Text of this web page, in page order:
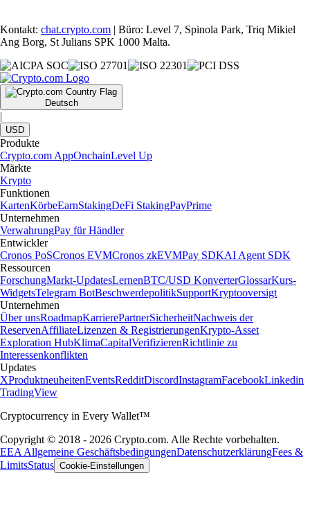
Kontakt: chat.crypto.com | Büro: Level 7, Spinola Park, Triq Mikiel
Ang Borg, St Julians SPK 1000 Malta.
Deutsch
|
USD
Produkte
Crypto.com AppOnchainLevel Up
Märkte
Krypto
Funktionen
KartenKörbeEarnStakingDeFi StakingPayPrime
Unternehmen
VerwahrungPay für Händler
Entwickler
Cronos PoSCronos EVMCronos zkEVMPay SDKAI Agent SDK
Ressourcen
ForschungMarkt-UpdatesLernenBTC/USD KonverterGlossarKurs-
WidgetsTelegram BotBeschwerdepolitikSupportKryptooversigt
Unternehmen
Über unsRoadmapKarrierePartnerSicherheitNachweis der
ReservenAffiliateLizenzen & RegistrierungenKrypto-Asset
Exploration HubKlimaCapitalVerifizierenRichtlinie zu
Interessenkonflikten
Updates
XProduktneuheitenEventsRedditDiscordInstagramFacebookLinkedin
TradingView
Cryptocurrency in Every Wallet™
Copyright © 2018 - 2026 Crypto.com. Alle Rechte vorbehalten.
EEA Allgemeine GeschäftsbedingungenDatenschutzerklärungFees &
LimitsStatus Cookie-Einstellungen